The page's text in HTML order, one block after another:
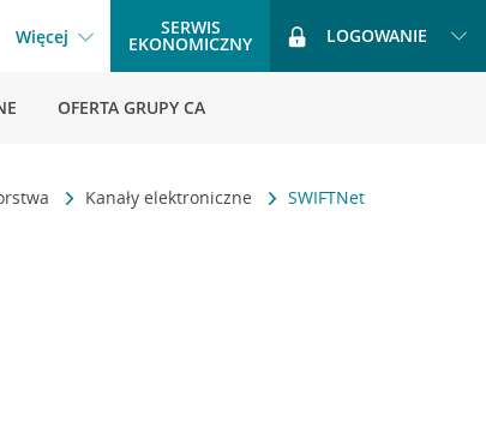
Więcej SERWIS
EKONOMICZNY LOGOWANIE
OFERTA GRUPY CA
Kanały elektroniczne SWIFTNet